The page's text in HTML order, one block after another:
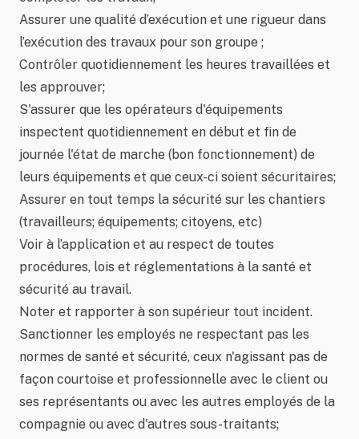
Assurer une qualité d’exécution et une rigueur dans
l’exécution des travaux pour son groupe ;
Contrôler quotidiennement les heures travaillées et
les approuver;
S'assurer que les opérateurs d'équipements
inspectent quotidiennement en début et fin de
journée l'état de marche (bon fonctionnement) de
leurs équipements et que ceux-ci soient sécuritaires;
Assurer en tout temps la sécurité sur les chantiers
(travailleurs; équipements; citoyens, etc)
Voir à l’application et au respect de toutes
procédures, lois et réglementations à la santé et
sécurité au travail.
Noter et rapporter à son supérieur tout incident.
Sanctionner les employés ne respectant pas les
normes de santé et sécurité, ceux n'agissant pas de
façon courtoise et professionnelle avec le client ou
ses représentants ou avec les autres employés de la
compagnie ou avec d'autres sous-traitants;